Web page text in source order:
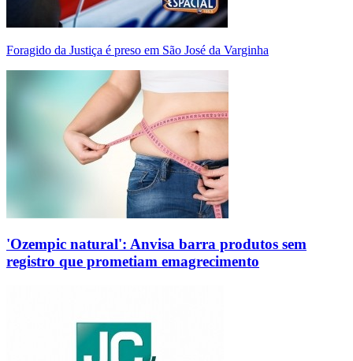
Foragido da Justiça é preso em São José da Varginha
'Ozempic natural': Anvisa barra produtos sem
registro que prometiam emagrecimento